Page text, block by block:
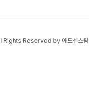
Reserved by 애드센스팜